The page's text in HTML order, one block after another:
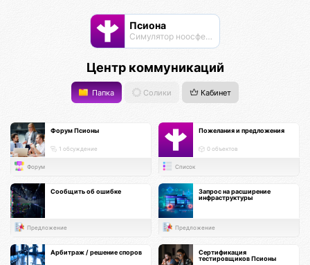
Псиона
Cимулятор ноосферы
Центр коммуникаций
Папка Солики Кабинет
Форум Псионы
1 обсуждение
Форум
Пожелания и предложения
0 объектов
Список
Сообщить об ошибке
Предложение
Запрос на расширение
инфраструктуры
Предложение
Арбитраж / решение споров
Сертификация
тестировщиков Псионы